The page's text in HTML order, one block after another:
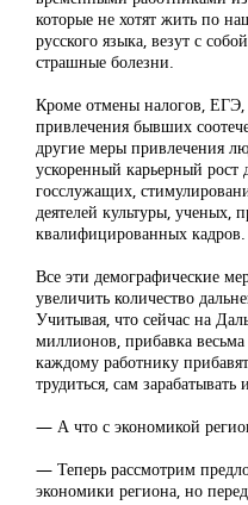
которые не хотят жить по
русского языка, везут с
страшные болезни.
Кроме отмены налогов, ЕГЭ,
привлечения бывших
другие меры привлечения
ускоренный карьерный
госслужащих,
деятелей культуры, ученых,
квалифицированных кадров.
Все эти демографические
увеличить количество
Учитывая, что сейчас на
миллионов, прибавка весьма
каждому работнику
трудиться, сам
— А что с экономикой
— Теперь рассмотрим
экономики региона, но